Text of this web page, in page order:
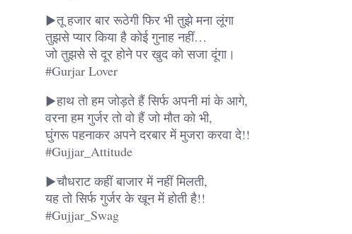
▶तू हजार बार रूठेगी फिर भी तुझे मना लूंगा
तुझसे प्यार किया है कोई गुनाह नहीं…
जो तुझसे से दूर होने पर खुद को सजा दूंगा।
#Gurjar Lover
▶हाथ तो हम जोड़ते हैं सिर्फ अपनी मां के आगे,
वरना हम गुर्जर तो वो हैं जो मौत को भी,
घुंगरू पहनाकर अपने दरबार में मुजरा करवा दे!!
#Gujjar_Attitude
▶चौधराट कहीं बाजार में नहीं मिलती,
यह तो सिर्फ गुर्जर के खून में होती है!!
#Gujjar_Swag